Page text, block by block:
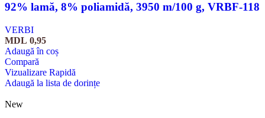
92% lamă, 8% poliamidă, 3950 m/100 g, VRBF-118
VERBI
MDL 0,95
Adaugă în coș
Compară
Vizualizare Rapidă
Adaugă la lista de dorințe
New